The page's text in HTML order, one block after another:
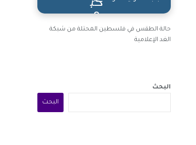
حالة الطقس في فلسطين المحتلة من شبكة
الغد الإعلامية
البحث
البحث